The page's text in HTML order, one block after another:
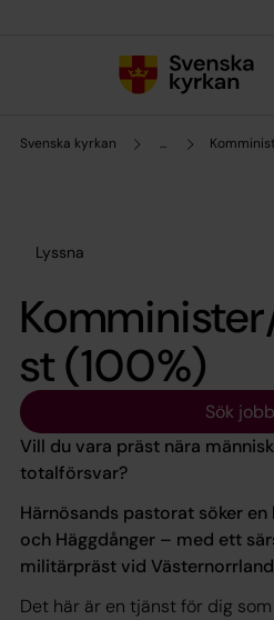
Svenska kyrkan ...
Lyssna
st (100%)
Sök
Vill du vara präst nära
totalförsvar?
Härnösands pastorat söker
och Häggdånger – med ett
militärpräst vid
Det här är en tjänst för dig